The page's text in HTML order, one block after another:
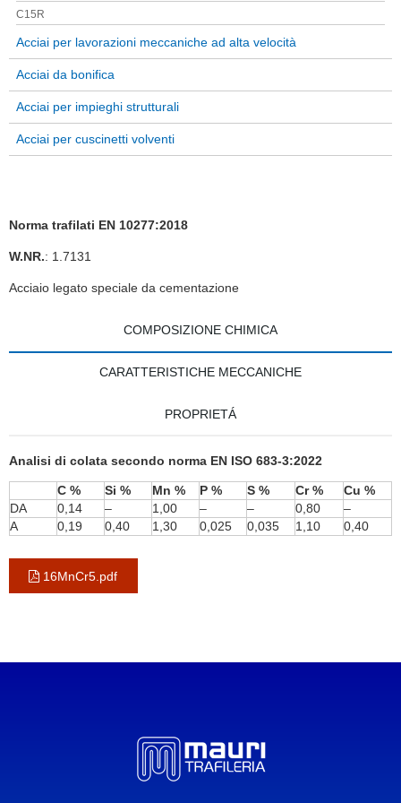
C15R
Acciai per lavorazioni meccaniche ad alta velocità
Acciai da bonifica
Acciai per impieghi strutturali
Acciai per cuscinetti volventi
Norma trafilati EN 10277:2018
W.NR.: 1.7131
Acciaio legato speciale da cementazione
COMPOSIZIONE CHIMICA
CARATTERISTICHE MECCANICHE
PROPRIETÁ
Analisi di colata secondo norma EN ISO 683-3:2022
C % Si % Mn % P % S % Cr %
Cu %
DA
0,14 – 1,00 – – 0,80
–
A
0,19 0,40 1,30 0,025 0,035 1,10 0,40
16MnCr5.pdf